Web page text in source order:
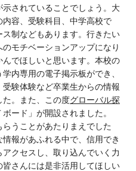
されていることでしょう。大
容、受験科目、中学高校で
制などもあります。行きたい
モチベーションアップになり
でほしいと思います。本校の
学内専用の電子掲示板ができ、
験体験など卒業生からの情報
た。また、この度グローバル探
ード」が開設されました。
うことがあたりまえでした
報があふれる中で、信用でき
クセスし、取り込んでいく力
さんには是非活用してほしい